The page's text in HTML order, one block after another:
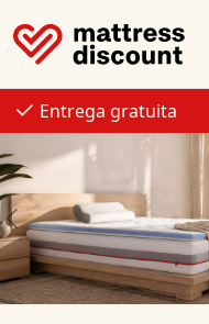
Entrega gratuita
Noites quentes sem
Produtos de
Previous